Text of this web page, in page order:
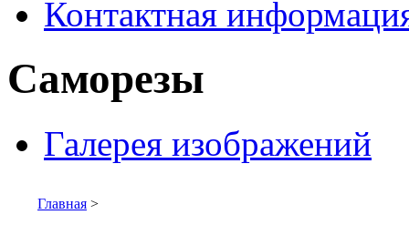
Контактная
Саморезы
Галерея изображений
Главная >